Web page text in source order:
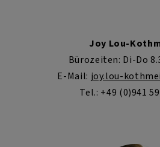
Joy Lou-
Bürozeiten: Di-Do
E-Mail: joy.lou-
Tel.: +49 (0)941